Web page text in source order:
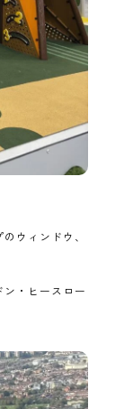
ウィンドウ、
・ヒースロー